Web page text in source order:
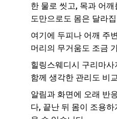
한 물로 씻고, 목과 어
도만으로도 몸은 달라
여기에 두피나 어깨 주
머리의 무거움도 조금
힐링스웨디시 구리마
함께 생각한 관리도 비
알림과 화면에 오래 반
다, 끝난 뒤 몸이 조용